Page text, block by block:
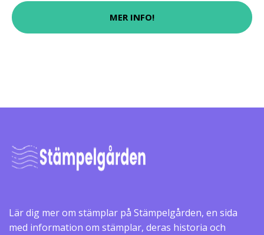
MER INFO!
Lär dig mer om stämplar på Stämpelgården, en sida
med information om stämplar, deras historia och